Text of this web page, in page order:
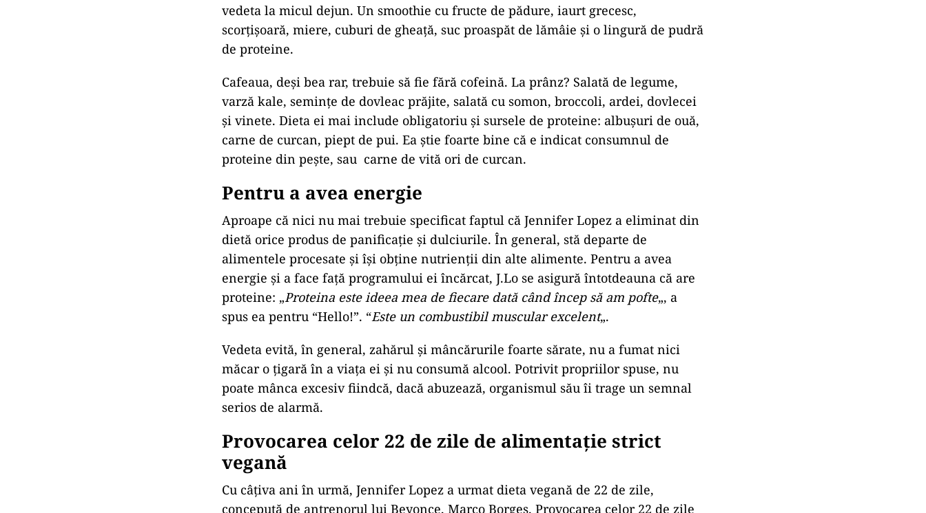
vedeta la micul dejun. Un smoothie cu fructe de pădure, iaurt grecesc,
scorțișoară, miere, cuburi de gheaţă, suc proaspăt de lămâie şi o lingură de pudră
de proteine.
Cafeaua, deși bea rar, trebuie să fie fără cofeină. La prânz? Salată de legume,
varză kale, semințe de dovleac prăjite, salată cu somon, broccoli, ardei, dovlecei
şi vinete. Dieta ei mai include obligatoriu și sursele de proteine: albușuri de ouă,
carne de curcan, piept de pui. Ea știe foarte bine că e indicat consumnul de
proteine din peşte, sau carne de vită ori de curcan.
Pentru a avea energie
Aproape că nici nu mai trebuie specificat faptul că Jennifer Lopez a eliminat din
dietă orice produs de panificație și dulciurile. În general, stă departe de
alimentele procesate și își obține nutrienții din alte alimente. Pentru a avea
energie și a face față programului ei încărcat, J.Lo se asigură întotdeauna că are
proteine: „Proteina este ideea mea de fiecare dată când încep să am pofte„, a
spus ea pentru “Hello!”. “Este un combustibil muscular excelent„.
Vedeta evită, în general, zahărul și mâncărurile foarte sărate, nu a fumat nici
măcar o țigară în a viața ei și nu consumă alcool. Potrivit propriilor spuse, nu
poate mânca excesiv fiindcă, dacă abuzează, organismul său îi trage un semnal
serios de alarmă.
Provocarea celor 22 de zile de alimentație strict
vegană
Cu câțiva ani în urmă, Jennifer Lopez a urmat dieta vegană de 22 de zile,
concepută de antrenorul lui Beyonce, Marco Borges. Provocarea celor 22 de zile